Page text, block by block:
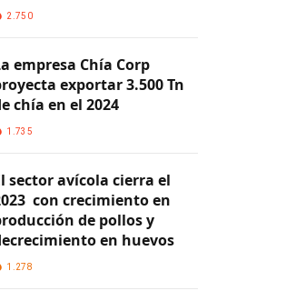
2.750
empresa Chía Corp
exportar 3.500 Tn
chía en el 2024
1.735
sector avícola cierra el
con crecimiento en
de pollos y
en huevos
1.278